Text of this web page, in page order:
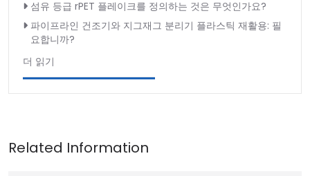
섬유 등급 rPET 플레이크를 정의하는 것은 무엇인가요?
파이프라인 건조기와 지그재그 분리기 플라스틱 재활용: 필
요합니까?
더 읽기